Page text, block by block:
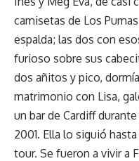
camisetas de Los
espalda; las dos con
furioso sobre sus
dos añitos y pico,
matrimonio con Lisa,
un bar de Cardiff
2001. Ella lo siguió
tour. Se fueron a vivir a